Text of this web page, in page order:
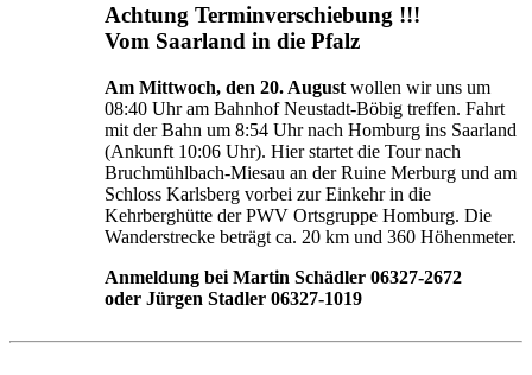
Achtung Terminverschiebung !!!
Vom Saarland in die Pfalz
Am Mittwoch, den 20. August wollen wir uns um
08:40 Uhr am Bahnhof Neustadt-Böbig treffen. Fahrt
mit der Bahn um 8:54 Uhr nach Homburg ins Saarland
(Ankunft 10:06 Uhr). Hier startet die Tour nach
Bruchmühlbach-Miesau an der Ruine Merburg und am
Schloss Karlsberg vorbei zur Einkehr in die
Kehrberghütte der PWV Ortsgruppe Homburg. Die
Wanderstrecke beträgt ca. 20 km und 360 Höhenmeter.
Anmeldung bei Martin Schädler 06327-2672
oder Jürgen Stadler 06327-1019